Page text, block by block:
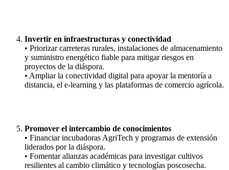
Invertir en infraestructuras y conectividad
• Priorizar carreteras rurales, instalaciones de almacenamiento
y suministro energético fiable para mitigar riesgos en
proyectos de la diáspora.
• Ampliar la conectividad digital para apoyar la mentoría a
distancia, el e‑learning y las plataformas de comercio agrícola.
Promover el intercambio de conocimientos
• Financiar incubadoras AgriTech y programas de extensión
liderados por la diáspora.
• Fomentar alianzas académicas para investigar cultivos
resilientes al cambio climático y tecnologías poscosecha.